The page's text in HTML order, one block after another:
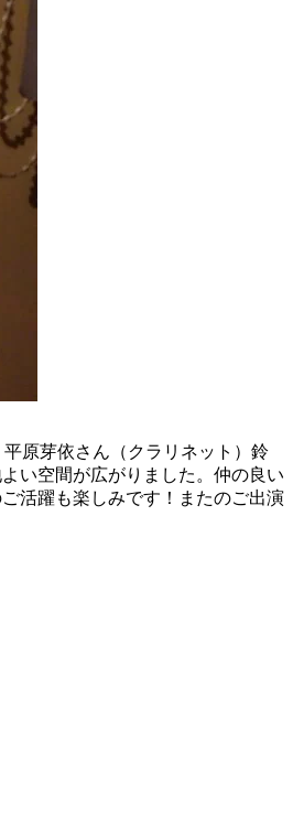
原芽依さん（クラリネット）鈴
い空間が広がりました。仲の良い
活躍も楽しみです！またのご出演